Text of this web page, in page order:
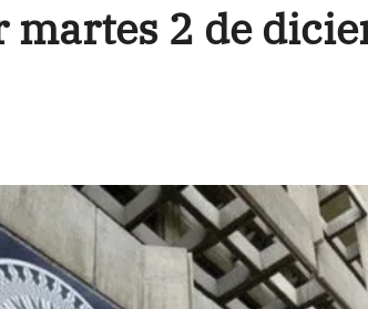
martes 2 de